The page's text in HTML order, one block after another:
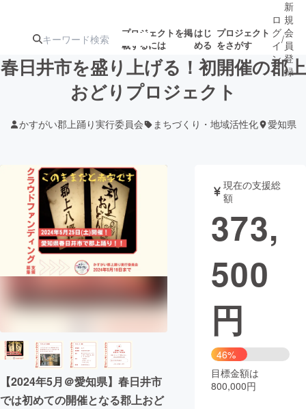
プロジェクトを掲
載するには
はじ
める
プロジェクト
をさがす
ジェクト
注目のリ
ターン
注目の新着プロ
ジェクト
募集終了が近いプ
ロジェクト
もうすぐ公開
されます
アート・写真 音楽
テクノロジー・ガジェット ゲーム・サ
映像・映画
まちづくり・地域活性化
CAMPFIRE for Social Good
CAMPFIRE Creation
CAMPFIREふるさと納税machi-ya コミュニティ
ロ
グ
イ
ン
/
新
規
会
員
登
録
春日井市を盛り上げる！初開催の郡上
おどりプロジェクト
かすがい郡上踊り実行委員会 まちづくり・地域活性化 愛知県
【2024年5月＠愛知県】春日井市
では初めての開催となる郡上おど
現在の支援総
額
373,
500
円
46%
目標金額は
800,000円